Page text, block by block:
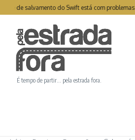
Ir para o conteúdo
de salvamento do Swift está com problemas
É tempo de partir… pela estrada fora.